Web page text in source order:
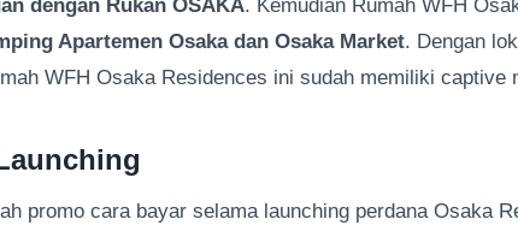
dengan Rukan OSAKA. Kemudian Rumah WFH
Apartemen Osaka dan Osaka Market. Dengan
WFH Osaka Residences ini sudah memiliki captive
promo cara bayar selama launching perdana Osaka